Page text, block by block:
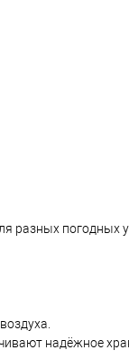
разных погодных
надёжное